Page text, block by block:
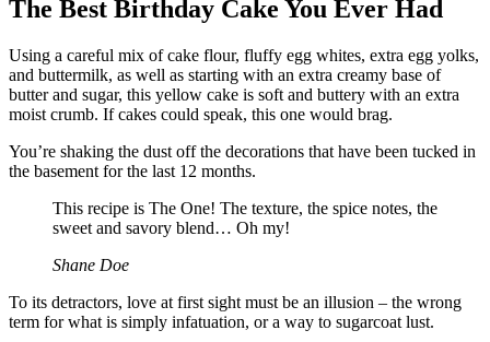
The Best Birthday Cake You Ever Had
Using a careful mix of cake flour, fluffy egg whites, extra egg yolks,
and buttermilk, as well as starting with an extra creamy base of
butter and sugar, this yellow cake is soft and buttery with an extra
moist crumb. If cakes could speak, this one would brag.
You’re shaking the dust off the decorations that have been tucked in
the basement for the last 12 months.
This recipe is The One! The texture, the spice notes, the
sweet and savory blend… Oh my!
Shane Doe
To its detractors, love at first sight must be an illusion – the wrong
term for what is simply infatuation, or a way to sugarcoat lust.